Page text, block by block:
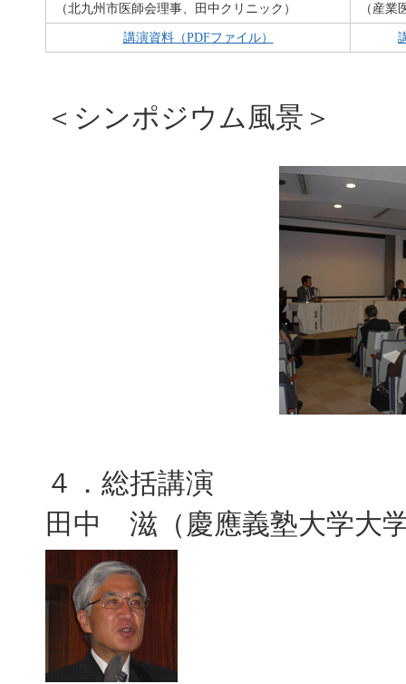
（北九州市医師会理事、田中クリニック）
（産
講演資料（PDFファイル）
＜シンポジウム風景＞
４．総括講演
田中 滋（慶應義塾大学大